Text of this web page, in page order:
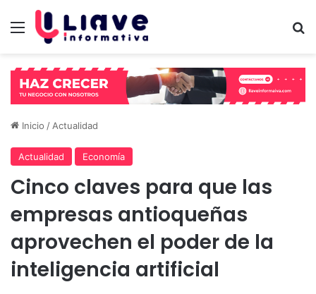
Menú
Inicio / Actualidad
Actualidad Economía
Cinco claves para que las
empresas antioqueñas
aprovechen el poder de la
inteligencia artificial